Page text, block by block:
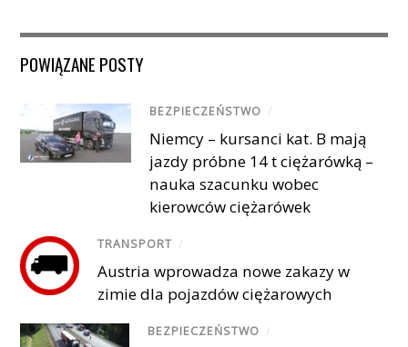
POWIĄZANE POSTY
BEZPIECZEŃSTWO /
Niemcy – kursanci kat. B mają
jazdy próbne 14 t ciężarówką –
nauka szacunku wobec
kierowców ciężarówek
TRANSPORT /
Austria wprowadza nowe zakazy w
zimie dla pojazdów ciężarowych
BEZPIECZEŃSTWO /